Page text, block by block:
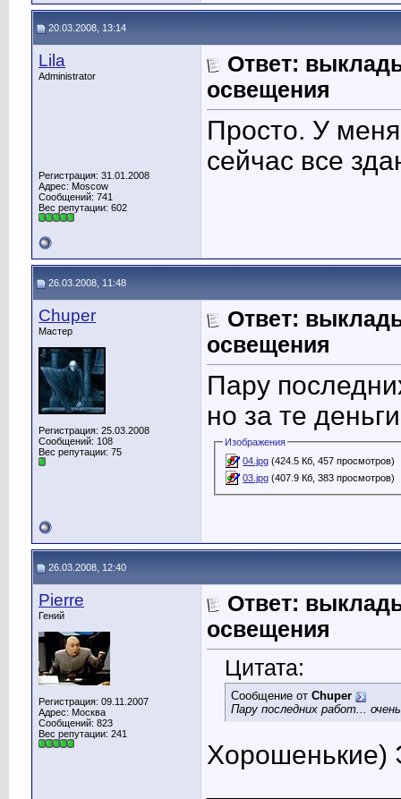
20.03.2008, 13:14
Lila
Administrator
Регистрация: 31.01.2008
Адрес: Moscow
Сообщений: 741
Вес репутации: 602
Ответ:
освещения
Просто. У
сейчас все
26.03.2008, 11:48
Chuper
Мастер
Регистрация: 25.03.2008
Сообщений: 108
Вес репутации: 75
Ответ:
освещения
Пару
но за те
Изображения
04.jpg (424.5 Кб, 457 просмотров)
03.jpg (407.9 Кб, 383 просмотров)
26.03.2008, 12:40
Pierre
Гений
Регистрация: 09.11.2007
Адрес: Москва
Сообщений: 823
Вес репутации: 241
Ответ:
освещения
Цитата:
Сообщение от Chuper
Пару последних работ...
Хорошенькие)